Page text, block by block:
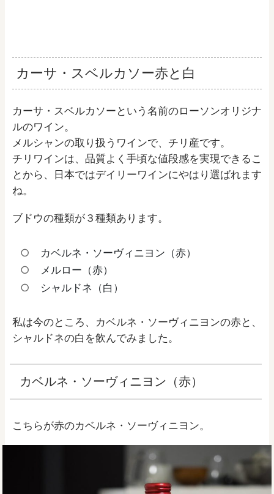
カーサ・スベルカソー赤と白
カーサ・スベルカソーという名前のローソンオリジナ
ルのワイン。
メルシャンの取り扱うワインで、チリ産です。
チリワインは、品質よく手頃な値段感を実現できるこ
とから、日本ではデイリーワインにやはり選ばれます
ね。
ブドウの種類が３種類あります。
カベルネ・ソーヴィニヨン（赤）
メルロー（赤）
シャルドネ（白）
私は今のところ、カベルネ・ソーヴィニヨンの赤と、
シャルドネの白を飲んでみました。
カベルネ・ソーヴィニヨン（赤）
こちらが赤のカベルネ・ソーヴィニヨン。